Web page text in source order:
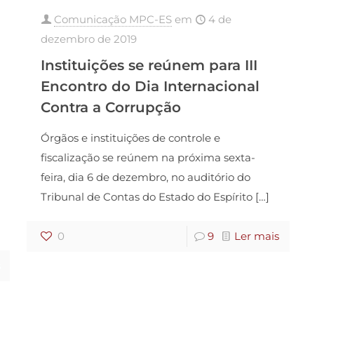
Comunicação MPC-ES em
4 de
dezembro de 2019
Instituições se reúnem para III
Encontro do Dia Internacional
Contra a Corrupção
Órgãos e instituições de controle e
fiscalização se reúnem na próxima sexta-
feira, dia 6 de dezembro, no auditório do
Tribunal de Contas do Estado do Espírito […]
0 9 Ler mais